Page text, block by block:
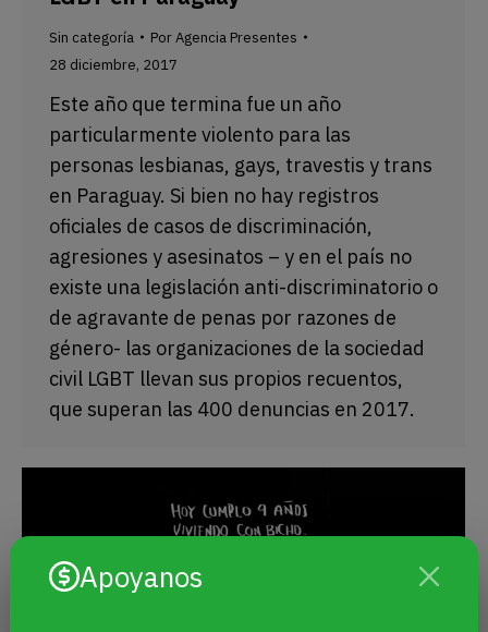
Apoyanos
Sin categoría PorAgencia Presentes
28 diciembre, 2017
Este año que termina fue un año
particularmente violento para las
personas lesbianas, gays, travestis y trans
en Paraguay. Si bien no hay registros
oficiales de casos de discriminación,
agresiones y asesinatos – y en el país no
existe una legislación anti-discriminatorio o
de agravante de penas por razones de
género- las organizaciones de la sociedad
civil LGBT llevan sus propios recuentos,
que superan las 400 denuncias en 2017.